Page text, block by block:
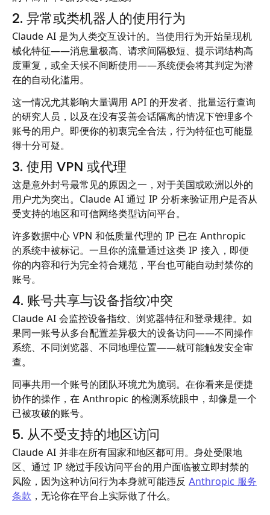
2. 异常或类机器人的使用行为
Claude AI 是为人类交互设计的。当使用行为开始呈现机
械化特征——消息量极高、请求间隔极短、提示词结构高
度重复，或全天候不间断使用——系统便会将其判定为潜
在的自动化滥用。
这一情况尤其影响大量调用 API 的开发者、批量运行查询
的研究人员，以及在没有妥善会话隔离的情况下管理多个
账号的用户。即便你的初衷完全合法，行为特征也可能显
得十分可疑。
3. 使用 VPN 或代理
这是意外封号最常见的原因之一，对于美国或欧洲以外的
用户尤为突出。Claude AI 通过 IP 分析来验证用户是否从
受支持的地区和可信网络类型访问平台。
许多数据中心 VPN 和低质量代理的 IP 已在 Anthropic
的系统中被标记。一旦你的流量通过这类 IP 接入，即便
你的内容和行为完全符合规范，平台也可能自动封禁你的
账号。
4. 账号共享与设备指纹冲突
Claude AI 会监控设备指纹、浏览器特征和登录规律。如
果同一账号从多台配置差异极大的设备访问——不同操作
系统、不同浏览器、不同地理位置——就可能触发安全审
查。
同事共用一个账号的团队环境尤为脆弱。在你看来是便捷
协作的操作，在 Anthropic 的检测系统眼中，却像是一个
已被攻破的账号。
5. 从不受支持的地区访问
Claude AI 并非在所有国家和地区都可用。身处受限地
区、通过 IP 绕过手段访问平台的用户面临被立即封禁的
风险，因为这种访问行为本身就可能违反 Anthropic 服务
条款 ，无论你在平台上实际做了什么。